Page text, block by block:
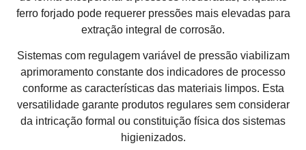
ferro forjado pode requerer pressões mais elevadas para
extração integral de corrosão.
Sistemas com regulagem variável de pressão viabilizam
aprimoramento constante dos indicadores de processo
conforme as características das materiais limpos. Esta
versatilidade garante produtos regulares sem considerar
da intricação formal ou constituição física dos sistemas
higienizados.